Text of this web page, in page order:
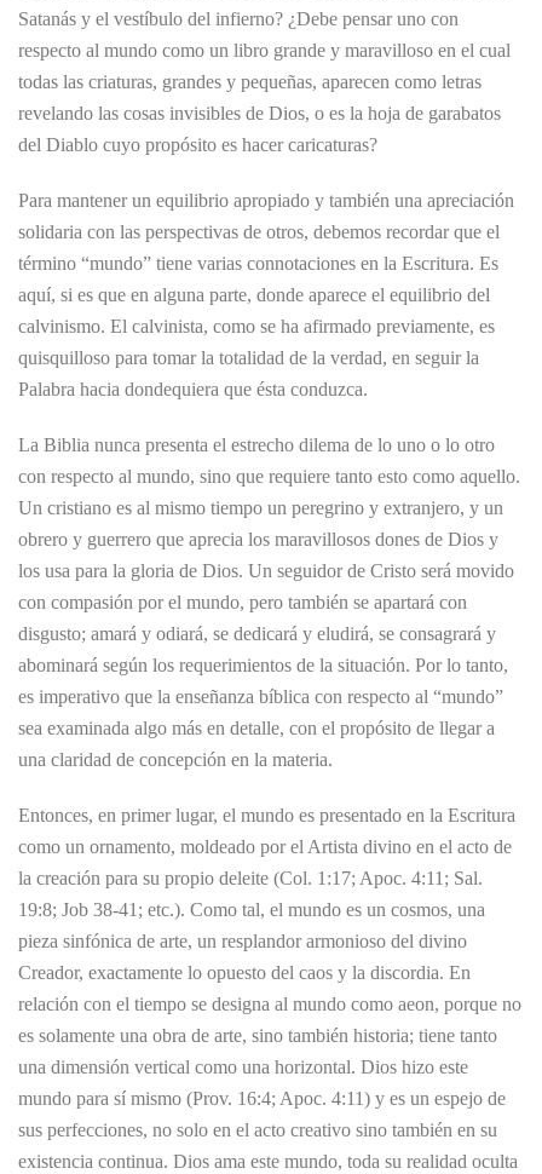
Satanás y el vestíbulo del infierno? ¿Debe pensar uno con
respecto al mundo como un libro grande y maravilloso en el cual
todas las criaturas, grandes y pequeñas, aparecen como letras
revelando las cosas invisibles de Dios, o es la hoja de garabatos
del Diablo cuyo propósito es hacer caricaturas?
Para mantener un equilibrio apropiado y también una apreciación
solidaria con las perspectivas de otros, debemos recordar que el
término “mundo” tiene varias connotaciones en la Escritura. Es
aquí, si es que en alguna parte, donde aparece el equilibrio del
calvinismo. El calvinista, como se ha afirmado previamente, es
quisquilloso para tomar la totalidad de la verdad, en seguir la
Palabra hacia dondequiera que ésta conduzca.
La Biblia nunca presenta el estrecho dilema de lo uno o lo otro
con respecto al mundo, sino que requiere tanto esto como aquello.
Un cristiano es al mismo tiempo un peregrino y extranjero, y un
obrero y guerrero que aprecia los maravillosos dones de Dios y
los usa para la gloria de Dios. Un seguidor de Cristo será movido
con compasión por el mundo, pero también se apartará con
disgusto; amará y odiará, se dedicará y eludirá, se consagrará y
abominará según los requerimientos de la situación. Por lo tanto,
es imperativo que la enseñanza bíblica con respecto al “mundo”
sea examinada algo más en detalle, con el propósito de llegar a
una claridad de concepción en la materia.
Entonces, en primer lugar, el mundo es presentado en la Escritura
como un ornamento, moldeado por el Artista divino en el acto de
la creación para su propio deleite (Col. 1:17; Apoc. 4:11; Sal.
19:8; Job 38-41; etc.). Como tal, el mundo es un cosmos, una
pieza sinfónica de arte, un resplandor armonioso del divino
Creador, exactamente lo opuesto del caos y la discordia. En
relación con el tiempo se designa al mundo como aeon, porque no
es solamente una obra de arte, sino también historia; tiene tanto
una dimensión vertical como una horizontal. Dios hizo este
mundo para sí mismo (Prov. 16:4; Apoc. 4:11) y es un espejo de
sus perfecciones, no solo en el acto creativo sino también en su
existencia continua. Dios ama este mundo, toda su realidad oculta